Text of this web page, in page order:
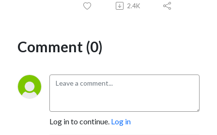
2.4K
Comment (0)
Log in to continue. Log in